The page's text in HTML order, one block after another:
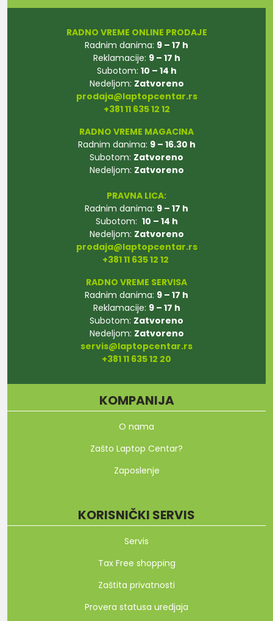
RADNO VREME ONLINE PRODAJE
Radnim danima: 9 – 17 h
Reklamacije: 9 – 17 h
Subotom: 10 – 14 h
Nedeljom: Zatvoreno
prodaja@laptopcentar.rs
+381 11 635 12 12
RADNO VREME MAGACINA
Radnim danima: 9 – 16.30 h
Subotom: Zatvoreno
Nedeljom: Zatvoreno
PRAVNA LICA:
Radnim danima: 9 – 17 h
Subotom: 10 – 14 h
Nedeljom: Zatvoreno
prodaja@laptopcentar.rs
+381 11 635 12 12
RADNO VREME SERVISA
Radnim danima: 9 – 17 h
Reklamacije: 9 – 17 h
Subotom: Zatvoreno
Nedeljom: Zatvoreno
servis@laptopcentar.rs
+381 11 635 12 20
KOMPANIJA
O nama
Zašto Laptop Centar?
Zaposlenje
KORISNIČKI SERVIS
Servis
Tax Free shopping
Zaštita privatnosti
Provera statusa uredjaja